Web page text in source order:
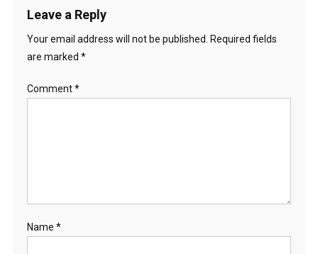
Leave a Reply
Your email address will not be published. Required fields
are marked *
Comment*
Name *